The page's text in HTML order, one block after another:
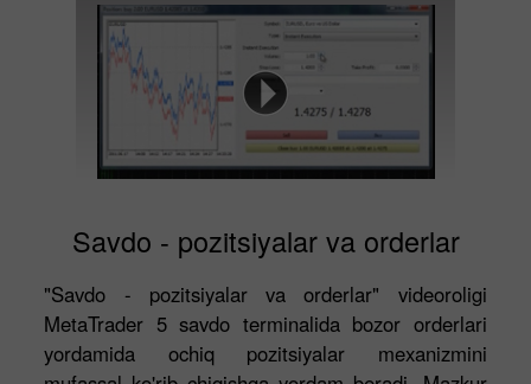
Savdo - pozitsiyalar va orderlar
"Savdo - pozitsiyalar va orderlar" videoroligi
MetaTrader 5 savdo terminalida bozor orderlari
yordamida ochiq pozitsiyalar mexanizmini